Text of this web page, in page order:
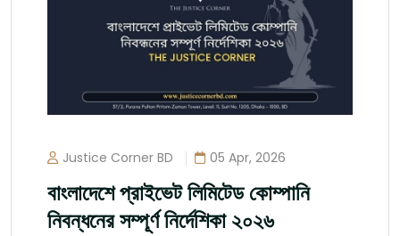
Justice Corner BD 05 Apr, 2026
বাংলাদেশে প্রাইভেট লিমিটেড কোম্পানি
নিবন্ধনের সম্পূর্ণ নির্দেশিকা ২০২৬